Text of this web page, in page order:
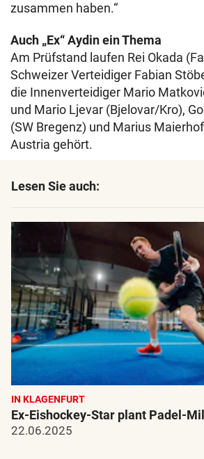
zusammen haben.“
Auch „Ex“ Aydin ein Thema
Am Prüfstand laufen Rei Okada
Schweizer Verteidiger Fabian
die Innenverteidiger Mario
und Mario Ljevar (Bjelovar/Kro),
(SW Bregenz) und Marius
Austria gehört.
Lesen Sie auch:
IN KLAGENFURT
Ex-Eishockey-Star plant Padel-
22.06.2025